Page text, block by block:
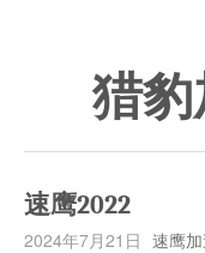
猎豹
速鹰2022
2024年7月21日 速鹰